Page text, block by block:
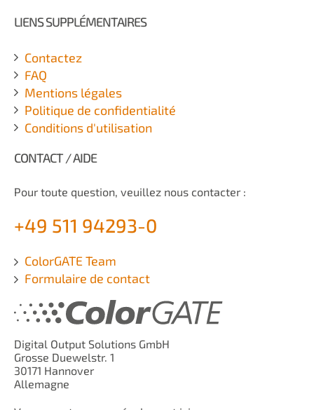
LIENS SUPPLÉMENTAIRES
Contactez
FAQ
Mentions légales
Politique de confidentialité
Conditions d'utilisation
CONTACT / AIDE
Pour toute question, veuillez nous contacter :
+49 511 94293-0
ColorGATE Team
Formulaire de contact
Digital Output Solutions GmbH
Grosse Duewelstr. 1
30171 Hannover
Allemagne